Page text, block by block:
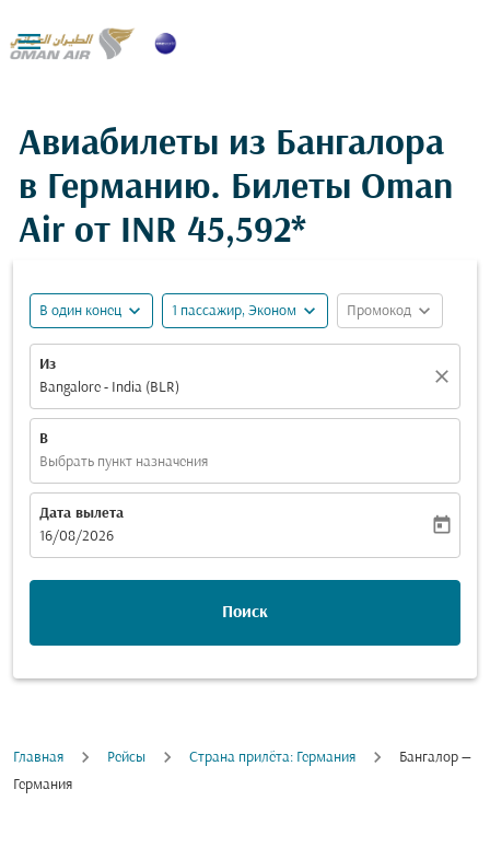

Авиабилеты из Бангалора
в Германию. Билеты Oman
Air от INR 45,592*
В один конец expand_more 1 пассажир, Эконом expand_more Промокод expand_more
Из
Bangalore - India (BLR)
close
В
Выбрать пункт назначения
Дата вылета
fc-booking-departure-date-aria-label
16/08/2026
today
Поиск
Главная Рейсы Cтрана прилёта: Германия
Бангалор —
Германия